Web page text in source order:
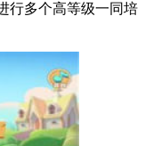
行多个高等级一同培